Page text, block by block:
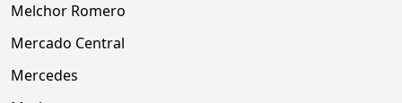
Melchor Romero
Mercado Central
Mercedes